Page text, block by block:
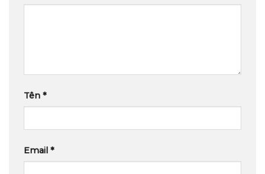
Tên *
Email *